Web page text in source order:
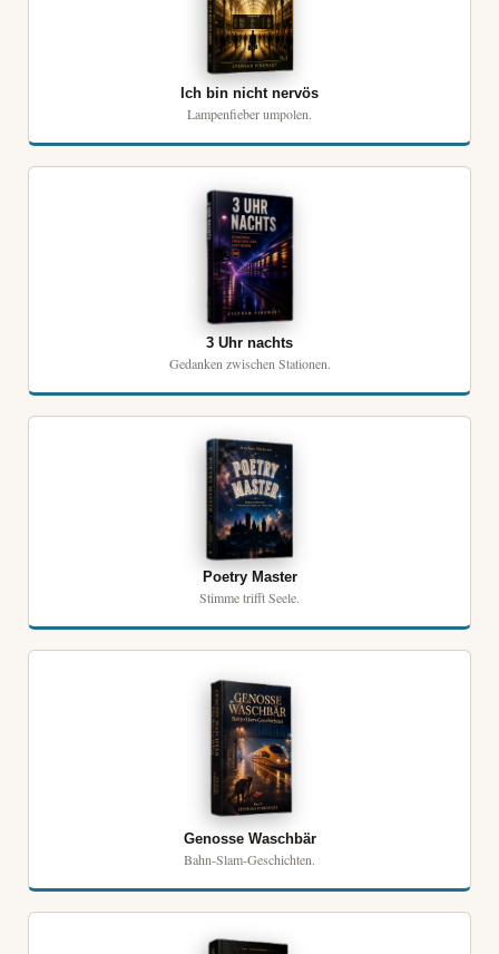
Ich bin nicht nervös
Lampenfieber umpolen.
3 Uhr nachts
Gedanken zwischen Stationen.
Poetry Master
Stimme trifft Seele.
Genosse Waschbär
Bahn-Slam-Geschichten.